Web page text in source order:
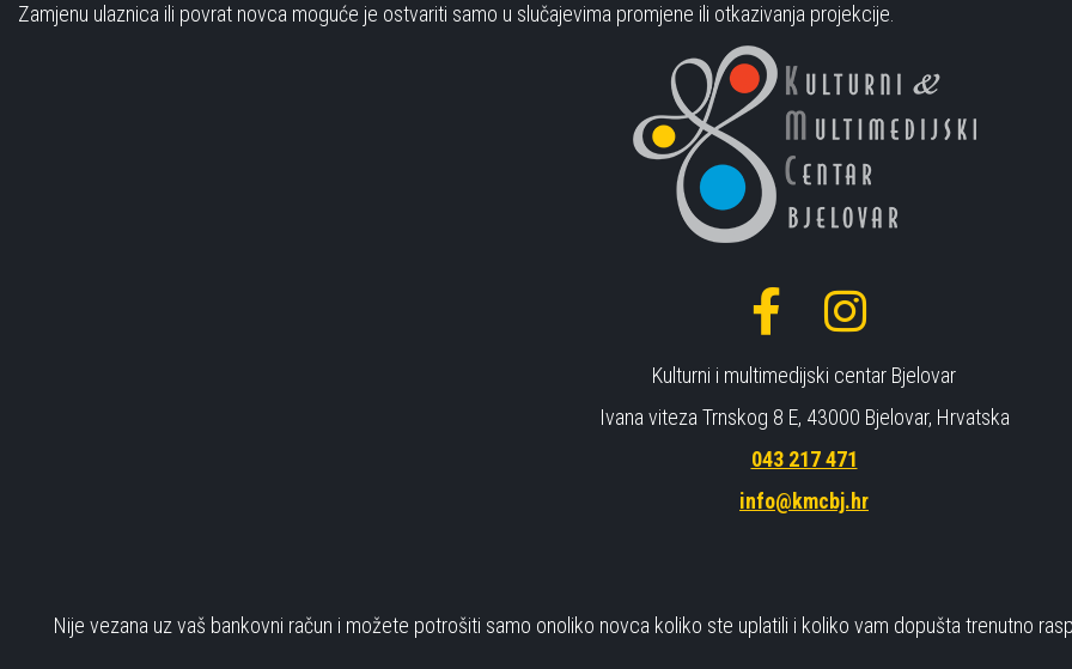
Zamjenu ulaznica ili povrat novca moguće je ostvariti samo u slučajevima promjene ili otkazivanja projekcije.
Kulturni i multimedijski centar Bjelovar
Ivana viteza Trnskog 8 E, 43000 Bjelovar, Hrvatska
043 217 471
info@kmcbj.hr
Nije vezana uz vaš bankovni račun i možete potrošiti samo onoliko novca koliko ste uplatili i koliko vam dopušta trenutno